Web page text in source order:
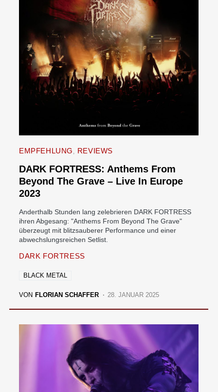
EMPFEHLUNG REVIEWS
DARK FORTRESS: Anthems From
Beyond The Grave – Live In Europe
2023
Anderthalb Stunden lang zelebrieren DARK FORTRESS
ihren Abgesang: "Anthems From Beyond The Grave"
überzeugt mit blitzsauberer Performance und einer
abwechslungsreichen Setlist.
DARK FORTRESS
BLACK METAL
VON FLORIAN SCHAFFER 28. JANUAR 2025